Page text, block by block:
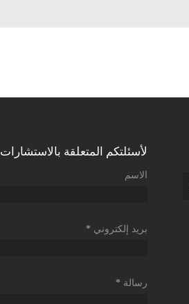
لأسئلتكم المتعلقة بالاستشارات
الاسم
بريد إلكتروني *
رسالة *